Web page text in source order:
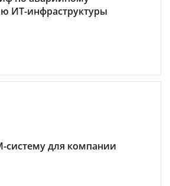
ИТ-инфраструктуры
систему для компании